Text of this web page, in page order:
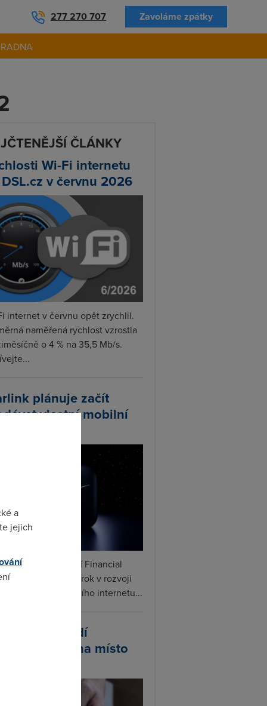
277 270 707 Zavoláme zpátky
ČLÁNKY
Wi-Fi internetu
v červnu 2026
internet v červnu opět zrychlil.
naměřená rychlost vzrostla
o 4 % na 35,5 Mb/s.
plánuje začít
vlastní mobilní
podle informací Financial
připravuje další krok v rozvoji
Vedle satelitního internetu...
zavádí
jména místo
čísel
a
jejich